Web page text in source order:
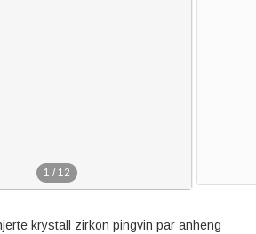
1 / 12
krystall zirkon pingvin par anheng